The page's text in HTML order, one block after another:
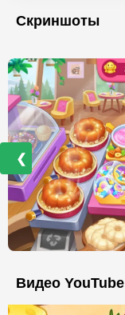
Скриншоты
❮
Видео YouTube